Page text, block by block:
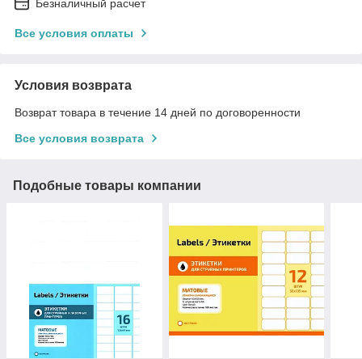
Безналичный расчет
Все условия оплаты
Условия возврата
Возврат товара в течение 14 дней по договоренности
Все условия возврата
Подобные товары компании